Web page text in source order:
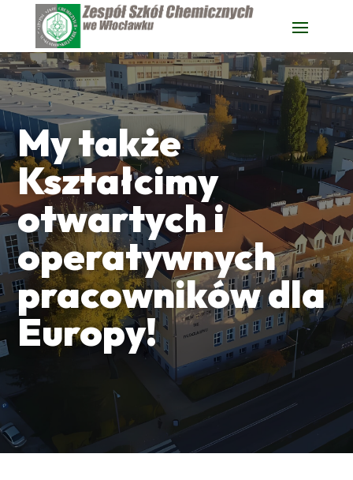
My także
Kształcimy
otwartych i
operatywnych
pracowników dla
Europy!